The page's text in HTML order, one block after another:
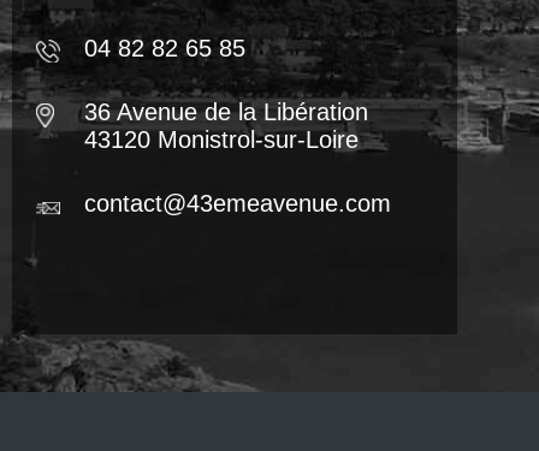
04 82 82 65 85
36 Avenue de la Libération
43120 Monistrol-sur-Loire
contact@43emeavenue.com